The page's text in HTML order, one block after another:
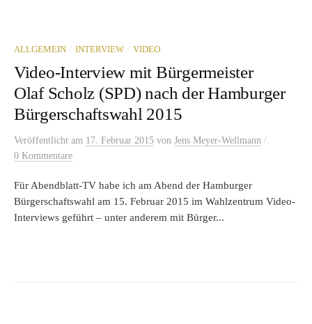
ALLGEMEIN / INTERVIEW / VIDEO
Video-Interview mit Bürgermeister
Olaf Scholz (SPD) nach der Hamburger
Bürgerschaftswahl 2015
Veröffentlicht am 17. Februar 2015 von Jens Meyer-Wellmann /
0 Kommentare
Für Abendblatt-TV habe ich am Abend der Hamburger
Bürgerschaftswahl am 15. Februar 2015 im Wahlzentrum Video-
Interviews geführt – unter anderem mit Bürger...